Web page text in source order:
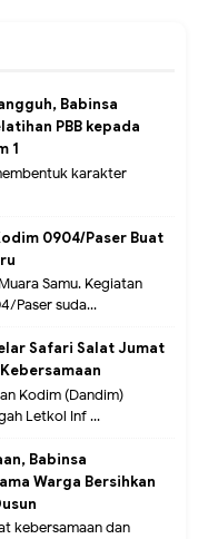
Babinsa
PBB kepada
1
karakter
0904/Paser Buat
Samu. Kegiatan
Paser suda...
Safari Salat Jumat
Kodim (Dandim)
Letkol Inf ...
Babinsa
Warga Bersihkan
kebersamaan dan